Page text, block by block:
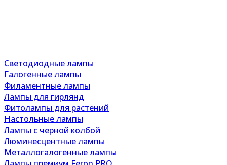
Светодиодные лампы
Галогенные лампы
Филаментные лампы
Лампы для гирлянд
Фитолампы для растений
Настольные лампы
Лампы с черной колбой
Люминесцентные лампы
Металлогалогенные лампы